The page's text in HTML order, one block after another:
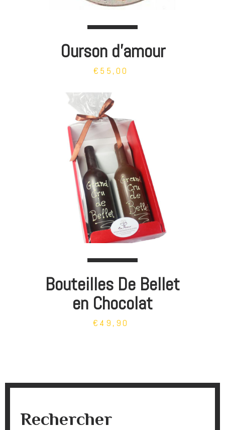
Ourson d'amour
€55,00
Bouteilles De Bellet
en Chocolat
€49,90
Rechercher